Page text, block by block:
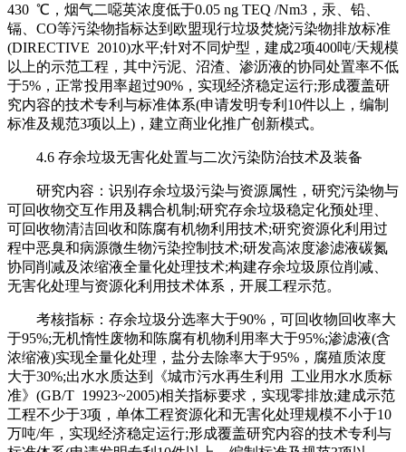
430 ℃，烟气二噁英浓度低于0.05 ng TEQ /Nm3，汞、铅、
镉、CO等污染物指标达到欧盟现行垃圾焚烧污染物排放标准
(DIRECTIVE 2010)水平;针对不同炉型，建成2项400吨/天规模
以上的示范工程，其中污泥、沼渣、渗沥液的协同处置率不低
于5%，正常投用率超过90%，实现经济稳定运行;形成覆盖研
究内容的技术专利与标准体系(申请发明专利10件以上，编制
标准及规范3项以上)，建立商业化推广创新模式。
4.6 存余垃圾无害化处置与二次污染防治技术及装备
研究内容：识别存余垃圾污染与资源属性，研究污染物与
可回收物交互作用及耦合机制;研究存余垃圾稳定化预处理、
可回收物清洁回收和陈腐有机物利用技术;研究资源化利用过
程中恶臭和病源微生物污染控制技术;研发高浓度渗滤液碳氮
协同削减及浓缩液全量化处理技术;构建存余垃圾原位削减、
无害化处理与资源化利用技术体系，开展工程示范。
考核指标：存余垃圾分选率大于90%，可回收物回收率大
于95%;无机惰性废物和陈腐有机物利用率大于95%;渗滤液(含
浓缩液)实现全量化处理，盐分去除率大于95%，腐殖质浓度
大于30%;出水水质达到《城市污水再生利用 工业用水水质标
准》(GB/T 19923~2005)相关指标要求，实现零排放;建成示范
工程不少于3项，单体工程资源化和无害化处理规模不小于10
万吨/年，实现经济稳定运行;形成覆盖研究内容的技术专利与